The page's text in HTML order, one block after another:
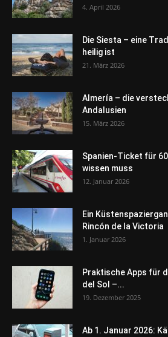
4. April 2026
Die Siesta – eine
heilig ist
21. März 2026
Almería – die
Andalusien
15. März 2026
Spanien-Ticket für
wissen muss
12. Januar 2026
Ein
Rincón de la Victoria
1. Januar 2026
Praktische Apps für
del Sol –...
19. Dezember 2025
Ab 1. Januar 2026: